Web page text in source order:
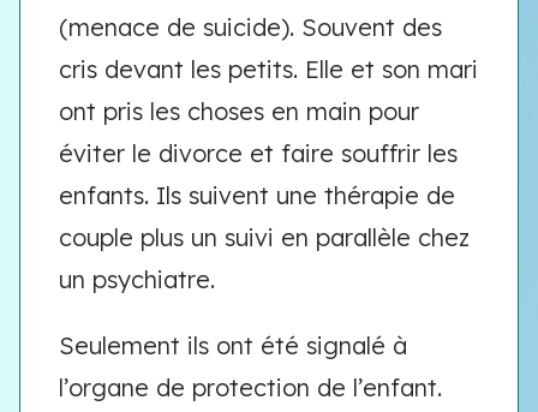
(menace de suicide). Souvent des
cris devant les petits. Elle et son mari
ont pris les choses en main pour
éviter le divorce et faire souffrir les
enfants. Ils suivent une thérapie de
couple plus un suivi en parallèle chez
un psychiatre.
Seulement ils ont été signalé à
l’organe de protection de l’enfant.